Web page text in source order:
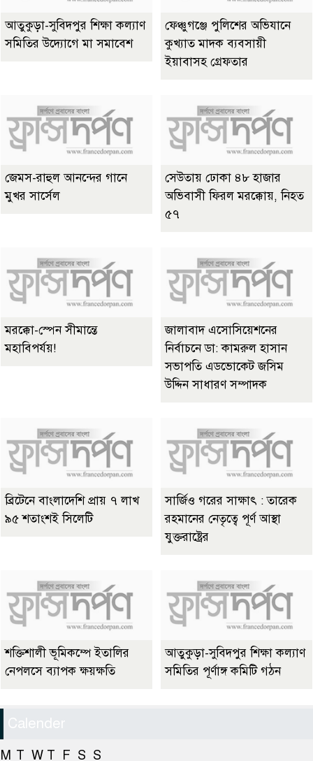
আতুকুড়া-সুবিদপুর শিক্ষা কল্যাণ
সমিতির উদ্যোগে মা সমাবেশ
ফেঞ্চুগঞ্জে পুলিশের অভিযানে
কুখ্যাত মাদক ব্যবসায়ী
ইয়াবাসহ গ্রেফতার
জেমস-রাহুল আনন্দের গানে
মুখর সার্সেল
সেউতায় ঢোকা ৪৮ হাজার
অভিবাসী ফিরল মরক্কোয়, নিহত
৫৭
মরক্কো-স্পেন সীমান্তে
মহাবিপর্যয়!
জালাবাদ এসোসিয়েশনের
নির্বাচনে ডা: কামরুল হাসান
সভাপতি এডভোকেট জসিম
উদ্দিন সাধারণ সম্পাদক
ব্রিটেনে বাংলাদেশি প্রায় ৭ লাখ
৯৫ শতাংশই সিলেটি
সার্জিও গরের সাক্ষাৎ : তারেক
রহমানের নেতৃত্বে পূর্ণ আস্থা
যুক্তরাষ্ট্রের
শক্তিশালী ভূমিকম্পে ইতালির
নেপলসে ব্যাপক ক্ষয়ক্ষতি
আতুকুড়া-সুবিদপুর শিক্ষা কল্যাণ
সমিতির পূর্ণাঙ্গ কমিটি গঠন
Calender
M T W T F S S